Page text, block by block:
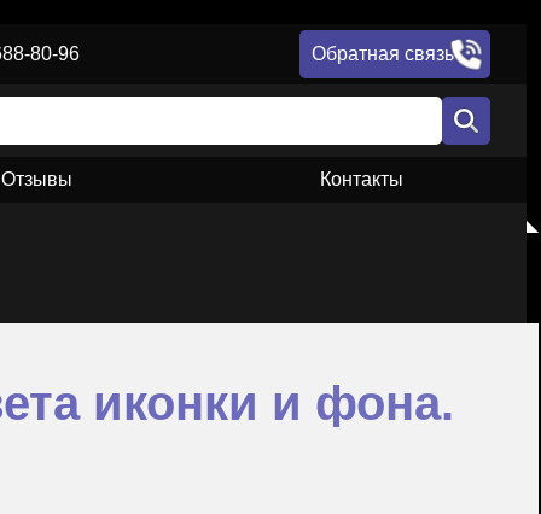
80-96 Обратная связь
Отзывы Контакты
иконки и фона.